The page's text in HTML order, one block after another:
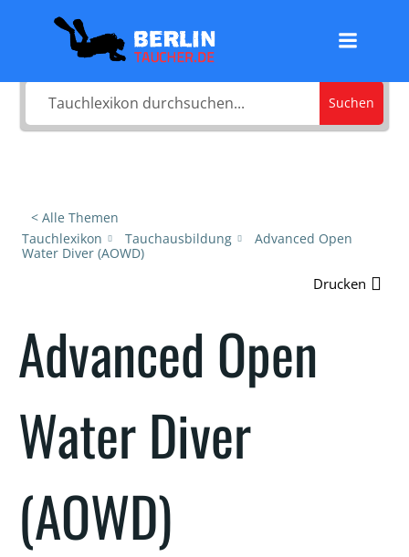
Inhalt
springen
Was sucht du?
Suchen
< Alle Themen
Tauchlexikon
Tauchausbildung
Advanced Open
Water Diver (AOWD)
Drucken
Advanced Open
Water Diver
(AOWD)